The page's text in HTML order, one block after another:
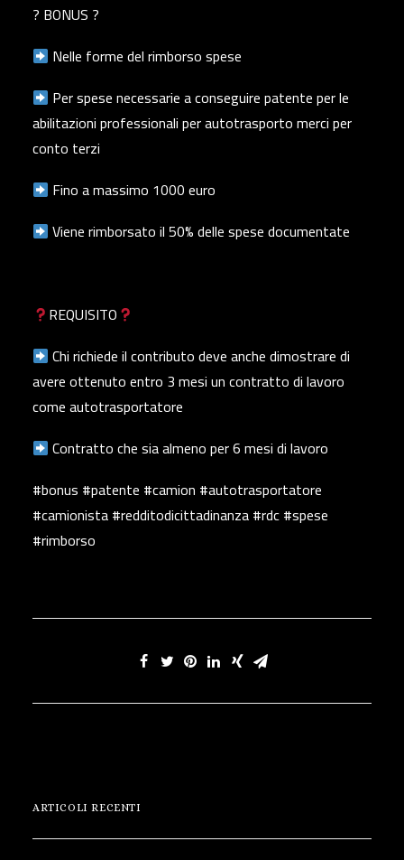
? BONUS ?
Nelle forme del rimborso spese
Per spese necessarie a conseguire patente per le
abilitazioni professionali per autotrasporto merci per
conto terzi
Fino a massimo 1000 euro
Viene rimborsato il 50% delle spese documentate
REQUISITO
Chi richiede il contributo deve anche dimostrare di
avere ottenuto entro 3 mesi un contratto di lavoro
come autotrasportatore
Contratto che sia almeno per 6 mesi di lavoro
#bonus #patente #camion #autotrasportatore
#camionista #redditodicittadinanza #rdc #spese
#rimborso
ARTICOLI RECENTI